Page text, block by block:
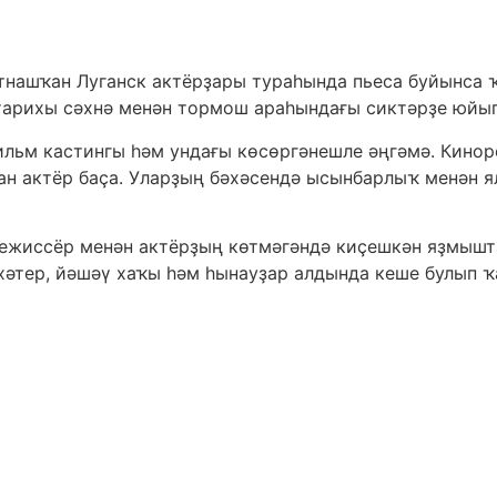
Луганск актёрҙары тураһында пьеса буйынса
сәхнә менән тормош араһындағы сиктәрҙе
кастингы һәм ундағы көсөргәнешле әңгәмә.
актёр баҫа. Уларҙың бәхәсендә ысынбарлыҡ
менән актёрҙың көтмәгәндә киҫешкән
йәшәү хаҡы һәм һынауҙар алдында кеше булып